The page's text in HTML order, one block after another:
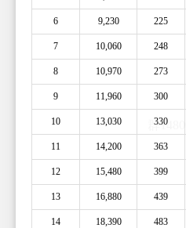
6 9,230 225
7 10,060 248
8 10,970 273
9 11,960 300
10 13,030 330
11 14,200 363
12 15,480 399
13 16,880 439
14 18,390 483